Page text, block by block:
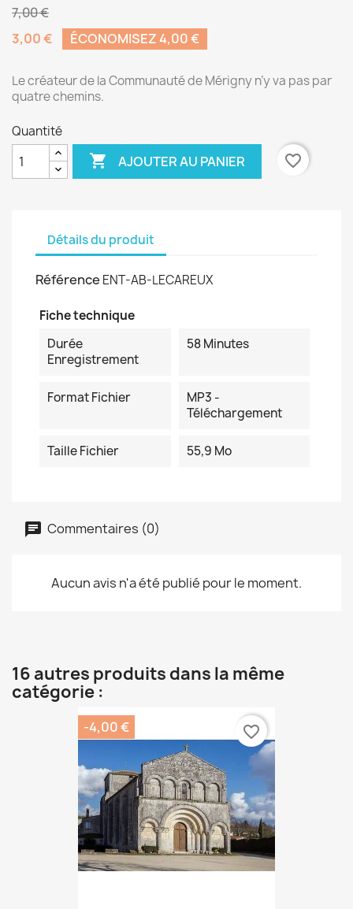
7,00 €
3,00 €
ÉCONOMISEZ 4,00 €
Le créateur de la Communauté de Mérigny n’y va pas par
quatre chemins.
Quantité
 AJOUTER AU PANIER favorite_border
Détails du produit
Référence ENT-AB-LECAREUX
Fiche technique
Durée
Enregistrement
58 Minutes
Format Fichier
MP3 -
Téléchargement
Taille Fichier 55,9 Mo
Commentaires (0)
Aucun avis n'a été publié pour le moment.
16 autres produits dans la même
catégorie :
-4,00 € favorite_border